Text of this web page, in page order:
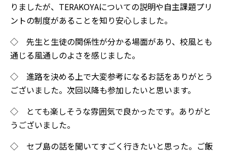
りましたが、TERAKOYAについての説明や自主課題プリ
ントの制度があることを知り安心しました。
◇ 先生と生徒の関係性が分かる場面があり、校風とも
通じる風通しのよさを感じました。
◇ 進路を決める上で大変参考になるお話をありがとう
ございました。次回以降も参加したいと思います。
◇ とても楽しそうな雰囲気で良かったです。ありがと
うございました。
◇ セブ島の話を聞いてすごく行きたいと思った。ご飯